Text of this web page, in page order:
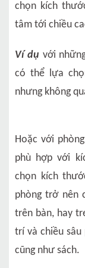
chọn kích
tâm tới chiều
Ví dụ với
có thể lựa
nhưng không
Hoặc với
phù hợp với
chọn kích
phòng trở nên
trên bàn, hay
trí và chiều
cũng như sách.